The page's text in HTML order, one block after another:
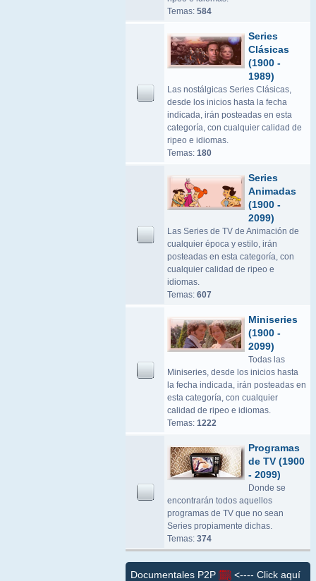
Temas: 584
Series
Clásicas
(1900 -
1989)
Las nostálgicas Series Clásicas,
desde los inicios hasta la fecha
indicada, irán posteadas en esta
categoría, con cualquier calidad de
ripeo e idiomas.
Temas: 180
Series
Animadas
(1900 -
2099)
Las Series de TV de Animación de
cualquier época y estilo, irán
posteadas en esta categoría, con
cualquier calidad de ripeo e
idiomas.
Temas: 607
Miniseries
(1900 -
2099)
Todas las
Miniseries, desde los inicios hasta
la fecha indicada, irán posteadas en
esta categoría, con cualquier
calidad de ripeo e idiomas.
Temas: 1222
Programas
de TV (1900
- 2099)
Donde se
encontrarán todos aquellos
programas de TV que no sean
Series propiamente dichas.
Temas: 374
Documentales P2P
<---- Click aquí